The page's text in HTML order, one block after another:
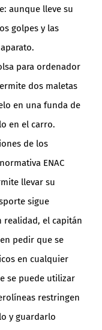
aunque lleve su
golpes y las
para ordenador
dos maletas
en una funda de
en el carro.
de los
ENAC
llevar su
sigue
realidad, el capitán
pedir que se
en cualquier
se puede utilizar
restringen
y guardarlo